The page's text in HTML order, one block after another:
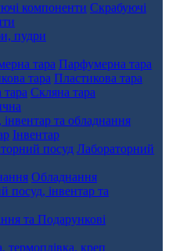
Скрабуючі
Парфумерна тара
Пластикова тара
Скляна тара
та обладнання
Інвентар
Лабораторний
Обладнання
та Подарункові
термоплівка, креп